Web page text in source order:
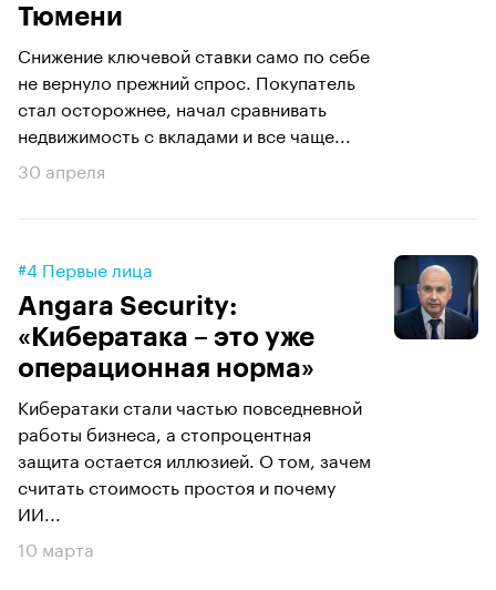
Тюмени
Снижение ключевой ставки само по себе
не вернуло прежний спрос. Покупатель
стал осторожнее, начал сравнивать
недвижимость с вкладами и все чаще...
30 апреля
#4 Первые лица
Angara Security:
«Кибератака – это уже
операционная норма»
Кибератаки стали частью повседневной
работы бизнеса, а стопроцентная
защита остается иллюзией. О том, зачем
считать стоимость простоя и почему
ИИ...
10 марта